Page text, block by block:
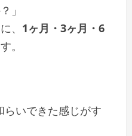
」
、 1ヶ月・3ヶ月・6
。
らいできた感じがす